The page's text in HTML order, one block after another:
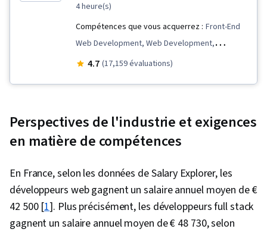
4 heure(s)
Compétences que vous acquerrez : Front-End
Web Development, Web Development,
Software Installation, Frontend Performance,
Development, Server Side, Web Applications,
Development Environment, HTML and CSS,
Web Design, Ajax, Cascading Style Sheets (CSS)
4.7 (17,159 évaluations)
Perspectives de l'industrie et exigences
en matière de compétences
En France, selon les données de Salary Explorer, les
développeurs web gagnent un salaire annuel moyen de €
42 500 [1]. Plus précisément, les développeurs full stack
gagnent un salaire annuel moyen de € 48 730, selon